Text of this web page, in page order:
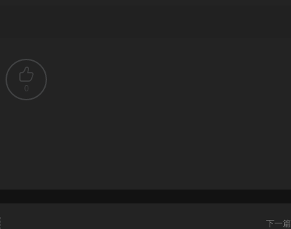
0
下一篇